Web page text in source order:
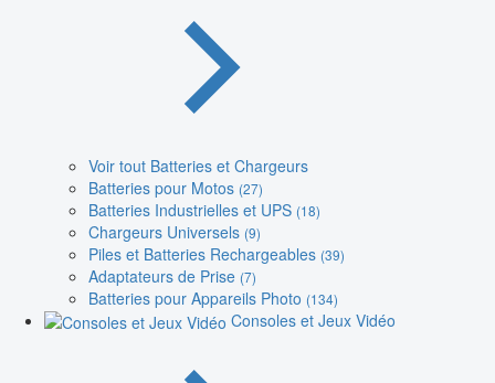
Voir tout Batteries et Chargeurs
Batteries pour Motos (27)
Batteries Industrielles et UPS (18)
Chargeurs Universels (9)
Piles et Batteries Rechargeables (39)
Adaptateurs de Prise (7)
Batteries pour Appareils Photo (134)
Consoles et Jeux Vidéo